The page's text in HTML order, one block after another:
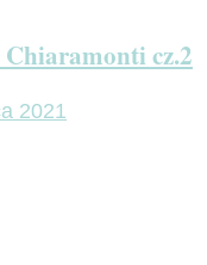
cz.2
2021